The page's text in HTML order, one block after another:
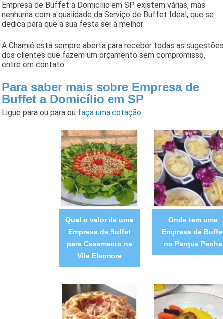
Empresa de Buffet a Domicílio em SP existem várias, mas
nenhuma com a qualidade da Serviço de Buffet Ideal, que se
dedica para que a sua festa ser a melhor
A Chamié está sempre aberta para receber todas as
dos clientes que fazem um orçamento sem compromisso,
entre em contato
Para saber mais sobre Empresa de
Buffet a Domicílio em SP
Ligue paraou paraou faça uma cotação
Qual o valor de uma
Empresa de Buffet
para Casamento na
Vila Eleonore
Onde tem uma
Empresa de
no Parque Penha